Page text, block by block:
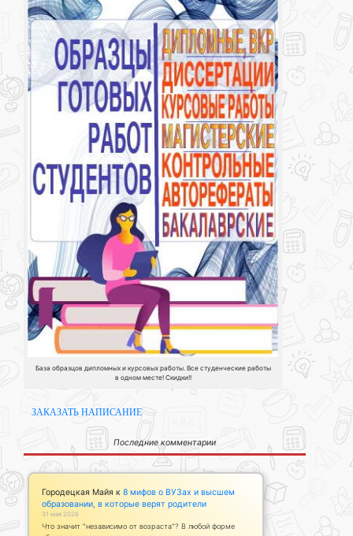
База образцов дипломных и курсовых работы. Все студенческие работы
в одном месте! Скидки!!
ЗАКАЗАТЬ НАПИСАНИЕ
Последние комментарии
Городецкая Майя к 8 мифов о ВУЗах и высшем
образовании, в которые верят родители
31 мая 2026
Что значит "независимо от возраста"? В любой форме